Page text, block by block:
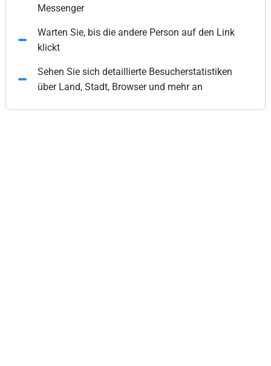
Messenger
Warten Sie, bis die andere Person auf den Link
klickt
Sehen Sie sich detaillierte Besucherstatistiken
über Land, Stadt, Browser und mehr an